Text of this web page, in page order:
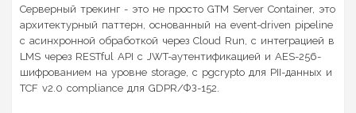
Серверный трекинг - это не просто GTM Server Container, это
архитектурный паттерн, основанный на event-driven pipeline
с асинхронной обработкой через Cloud Run, с интеграцией в
LMS через RESTful API с JWT-аутентификацией и AES-256-
шифрованием на уровне storage, с pgcrypto для PII-данных и
TCF v2.0 compliance для GDPR/ФЗ-152.